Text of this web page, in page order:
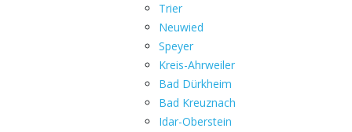
Trier
Neuwied
Speyer
Kreis-Ahrweiler
Bad Dürkheim
Bad Kreuznach
Idar-Oberstein